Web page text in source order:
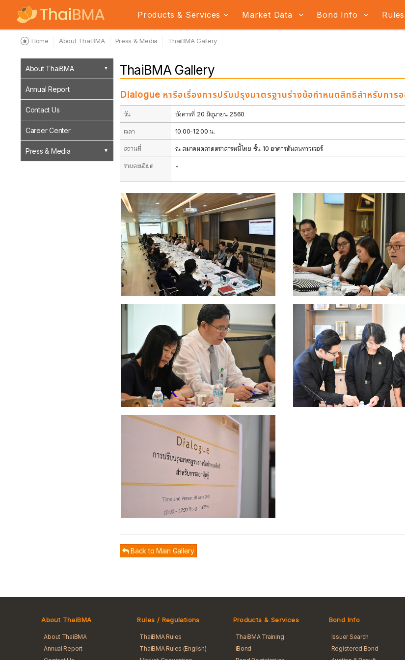
Products & Services Market Data Bond Info
Home About ThaiBMA Press & Media ThaiBMA Gallery
About ThaiBMA
Annual Report
Contact Us
Career Center
Press & Media
ThaiBMA Gallery
Dialogue หารือเรื่องการปรับปรุงมาตรฐานร่างข้อกำหนดสิทธิสำหรับกา
วัน อังคารที่ 20 มิถุนายน 2560
เวลา 10.00-12.00 น.
สถานที่ ณ สมาคมตลาดตราสารหนี้ไทย ชั้น 10 อาคารต้นสนทาวเวอร์
รายละเอียด -
Back to Main Gallery
About ThaiBMA
About ThaiBMA
Annual Report
Rules / Regulations
ThaiBMA Rules
ThaiBMA Rules (English)
Products & Services
ThaiBMA Training
iBond
Bond Info
Issuer Search
Registered Bond